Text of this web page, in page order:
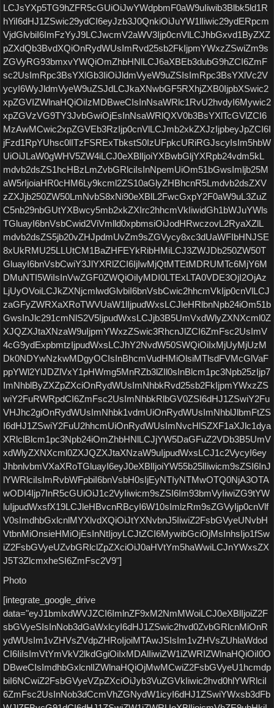
LCJsYXp5TG9hZFR5cGUiOiJwYWdpbmF0aW9uIiwib3Blbk5ld1R
hYiI6dHJ1ZSwic29ydCI6eyJzb3J0QnkiOiJuYW1lIiwic29ydERpcm
VjdGlvbiI6ImFzYyJ9LCJwcmV2aWV3Ijp0cnVlLCJhbGxvd1ByZXZ
pZXdQb3BvdXQiOnRydWUsImRvd25sb2FkIjpmYWxzZSwiZm9s
ZGVyRG93bmxvYWQiOmZhbHNlLCJ6aXBEb3dubG9hZCI6ZmF
sc2UsImRpc3BsYXlGb3IiOiJldmVyeW9uZSIsImRpc3BsYXlVc2V
ycyI6WyJldmVyeW9uZSJdLCJkaXNwbGF5RXhjZXB0IjpbXSwic2
xpZGVIZWlnaHQiOiIzMDBweCIsInNsaWRlc1RvU2hvdyI6Mywic2
xpZGVzVG9TY3JvbGwiOjEsInNsaWRlQXV0b3BsYXlTcGVlZCI6
MzAwMCwic2xpZGVEb3RzIjp0cnVlLCJmb2xkZXJzIjpbeyJpZCI6I
jFzd1RpYUhsc0lITzFSRExTbkstS0IzUFpkcURiRGJscyIsIm5hbW
UiOiJLaW0gWHV5ZW4iLCJ0eXBlIjoiYXBwbGljYXRpb24vdm5kL
mdvb2dsZS1hcHBzLmZvbGRlciIsInNpemUiOm51bGwsImljb25M
aW5rIjoiaHR0cHM6Ly9kcml2ZS10aGlyZHBhcnR5Lmdvb2dsZXV
zZXJjb250ZW50LmNvbS8xNi90eXBlL2FwcGxpY2F0aW9uL3ZuZ
C5nb29nbGUtYXBwcy5mb2xkZXIrc2hhcmVkIiwidGh1bWJuYWls
TGluayI6bnVsbCwid2ViVmlld0xpbmsiOiJodHRwczovL2RyaXZlL
mdvb2dsZS5jb20vZHJpdmUvZm9sZGVycy8xc3dUaWFIbHNJSE
8xUkRMU25LLUtCM1BaZHFEYkRibHMiLCJ3ZWJDb250ZW50T
GluayI6bnVsbCwiY3JlYXRlZCI6IjIwMjQtMTEtMDRUMTc6MjY6M
DMuNTI5WiIsInVwZGF0ZWQiOiIyMDI0LTExLTA0VDE3OjI2OjAz
LjUyOVoiLCJkZXNjcmlwdGlvbiI6bnVsbCwic2hhcmVkIjp0cnVlLCJ
zaGFyZWRXaXRoTWVUaW1lIjpudWxsLCJleHRlbnNpb24iOm51b
GwsInJlc291cmNlS2V5IjpudWxsLCJjb3B5UmVxdWlyZXNXcml0Z
XJQZXJtaXNzaW9uIjpmYWxzZSwic3RhcnJlZCI6ZmFsc2UsImV
4cG9ydExpbmtzIjpudWxsLCJhY2NvdW50SWQiOiIxMjUyMjUzM
Dk0NDYwNzkwMDgyOCIsInBhcmVudHMiOlsiMTlsdFVMcGlVaF
ppYWl2YlJDZlVxY1pHWmg5MnRZb3lZIl0sInBlcm1pc3Npb25zIjp7
ImNhblByZXZpZXciOnRydWUsImNhbkRvd25sb2FkIjpmYWxzZS
wiY2FuRWRpdCI6ZmFsc2UsImNhbkRlbGV0ZSI6dHJ1ZSwiY2Fu
VHJhc2giOnRydWUsImNhbk1vdmUiOnRydWUsImNhblJlbmFtZS
I6dHJ1ZSwiY2FuU2hhcmUiOnRydWUsImNvcHlSZXF1aXJlc1dya
XRlclBlcm1pc3Npb24iOmZhbHNlLCJjYW5DaGFuZ2VDb3B5UmV
xdWlyZXNXcml0ZXJQZXJtaXNzaW9uIjpudWxsLCJ1c2VycyI6ey
JhbnlvbmVXaXRoTGluayI6eyJ0eXBlIjoiYW55b25lIiwicm9sZSI6InJ
lYWRlciIsImRvbWFpbiI6bnVsbH0sIjEyNTIyNTMwOTQ0NjA3OTA
wODI4Ijp7InR5cGUiOiJ1c2VyIiwicm9sZSI6Im93bmVyIiwiZG9tYW
luIjpudWxsfX19LCJleHBvcnRBcyI6W10sImlzRm9sZGVyIjp0cnVlf
V0sImdhbGxlcnlMYXlvdXQiOiJtYXNvbnJ5IiwiZ2FsbGVyeUNvbH
VtbnMiOnsieHMiOjEsInNtIjoyLCJtZCI6MywibGciOjMsInhsIjo1fSw
iZ2FsbGVyeUZvbGRlclZpZXciOiJ0aHVtYm5haWwiLCJnYWxsZX
J5T3ZlcmxheSI6ZmFsc2V9"]
Photo
[integrate_google_drive
data="eyJ1bmlxdWVJZCI6ImlnZF9xM2NmMWoiLCJ0eXBlIjoiZ2F
sbGVyeSIsInNob3dGaWxlcyI6dHJ1ZSwic2hvd0ZvbGRlcnMiOnR
ydWUsIm1vZHVsZVdpZHRoIjoiMTAwJSIsIm1vZHVsZUhlaWdod
CI6IiIsImVtYmVkV2lkdGgiOiIxMDAlIiwiZW1iZWRIZWlnaHQiOiI0O
DBweCIsImdhbGxlcnlIZWlnaHQiOjMwMCwiZ2FsbGVyeU1hcmdp
biI6NCwiZ2FsbGVyeVZpZXciOiJyb3VuZGVkIiwic2hvd0hlYWRlciI
6ZmFsc2UsInNob3dCcmVhZGNydW1icyI6dHJ1ZSwiYWxsb3dFb